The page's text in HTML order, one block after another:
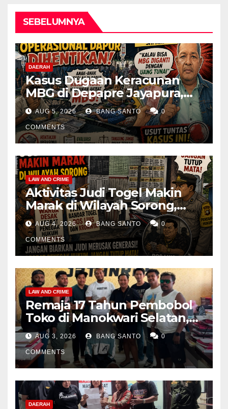
SEBELUMNYA
DAERAH
Kasus Dugaan Keracunan
MBG di Depapre Jayapura,
Aktivis Papua Minta
Operasional Dapur
Dihentikan & Evaluasi
Menyeluruh
AUG 5, 2026 BANG SANTO 0
COMMENTS
LAW AND CRIME
Aktivitas Judi Togel Makin
Marak di Wilayah Sorong,
Warga Desak Aparat Segera
Tangkap Bandar Luis dan
Kroninya
AUG 4, 2026 BANG SANTO 0
COMMENTS
LAW AND CRIME
Remaja 17 Tahun Pembobol
Toko di Manokwari Selatan,
Akhirnya Diamankan Tim
Jatanras Polda Papua Barat
AUG 3, 2026 BANG SANTO 0
COMMENTS
DAERAH